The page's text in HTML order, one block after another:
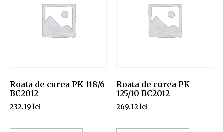
Roata de curea PK 118/6
BC2012
232.19 lei
Roata de curea PK
125/10 BC2012
269.12lei